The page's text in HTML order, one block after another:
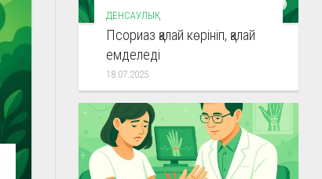
ДЕНСАУЛЫҚ
Псориаз қалай көрініп, қалай
емделеді
18.07.2025